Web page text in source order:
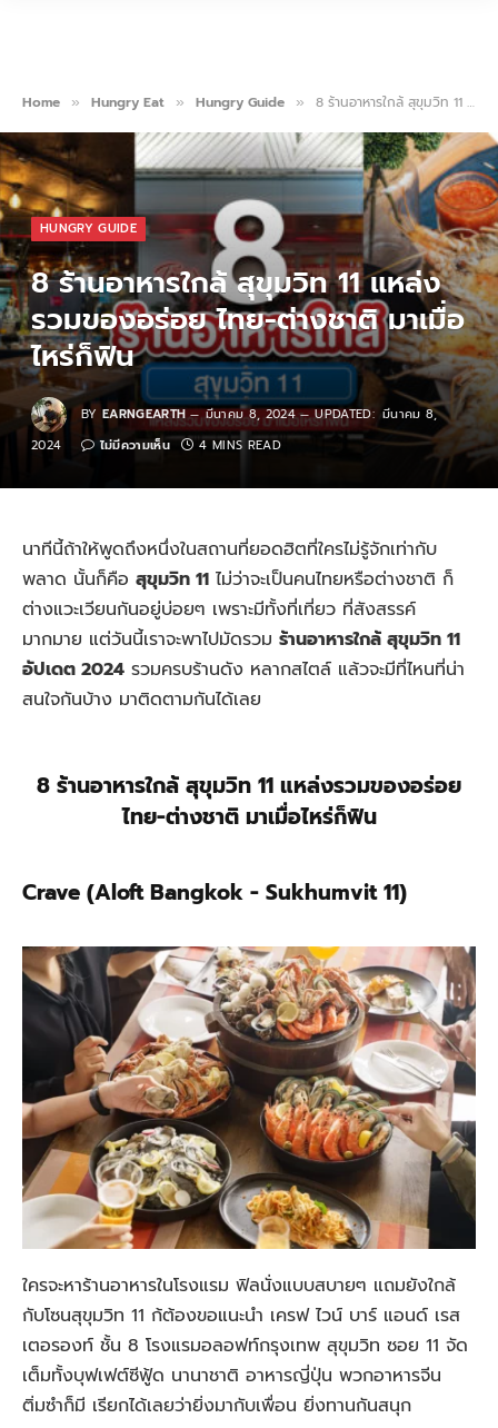
Home » Hungry Eat » Hungry Guide » 8 ร้านอาหารใกล้ สุขุมวิท 11 แหล่งรวมของอร่อย ไทย-ต่างชาติ มาเมื่อไหร่ก็ฟิน
HUNGRY GUIDE
8 ร้านอาหารใกล้ สุขุมวิท 11 แหล่ง
รวมของอร่อย ไทย-ต่างชาติ มาเมื่อ
ไหร่ก็ฟิน
BY EARNGEARTH มีนาคม 8, 2024 UPDATED: มีนาคม 8,
2024
ไม่มีความเห็น 4 MINS READ
นาทีนี้ถ้าให้พูดถึงหนึ่งในสถานที่ยอดฮิตที่ใครไม่รู้จักเท่ากับ
พลาด นั้นก็คือ สุขุมวิท 11 ไม่ว่าจะเป็นคนไทยหรือต่างชาติ ก็
ต่างแวะเวียนกันอยู่บ่อยๆ เพราะมีทั้งที่เที่ยว ที่สังสรรค์
มากมาย แต่วันนี้เราจะพาไปมัดรวม ร้านอาหารใกล้ สุขุมวิท 11
อัปเดต 2024 รวมครบร้านดัง หลากสไตล์ แล้วจะมีที่ไหนที่น่า
สนใจกันบ้าง มาติดตามกันได้เลย
8 ร้านอาหารใกล้ สุขุมวิท 11 แหล่งรวมของอร่อย
ไทย-ต่างชาติ มาเมื่อไหร่ก็ฟิน
Crave (Aloft Bangkok - Sukhumvit 11)
ใครจะหาร้านอาหารในโรงแรม ฟิลนั่งแบบสบายๆ แถมยังใกล้
กับโซนสุขุมวิท 11 ก้ต้องขอแนะนำ เครฟ ไวน์ บาร์ แอนด์ เรส
เตอรองท์ ชั้น 8 โรงแรมอลอฟท์กรุงเทพ สุขุมวิท ซอย 11 จัด
เต็มทั้งบุฟเฟต์ซีฟู้ด นานาชาติ อาหารญี่ปุ่น พวกอาหารจีน
ติ่มซำก็มี เรียกได้เลยว่ายิ่งมากับเพื่อน ยิ่งทานกันสนุก